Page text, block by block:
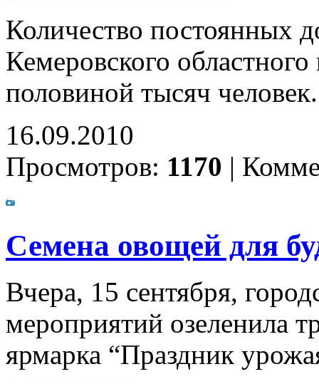
Количество постоянных
Кемеровского
половиной тысяч
16.09.2010
Просмотров: 1170 |
Семена овощей для
Вчера, 15 сентября,
мероприятий озеленила
ярмарка “Праздник